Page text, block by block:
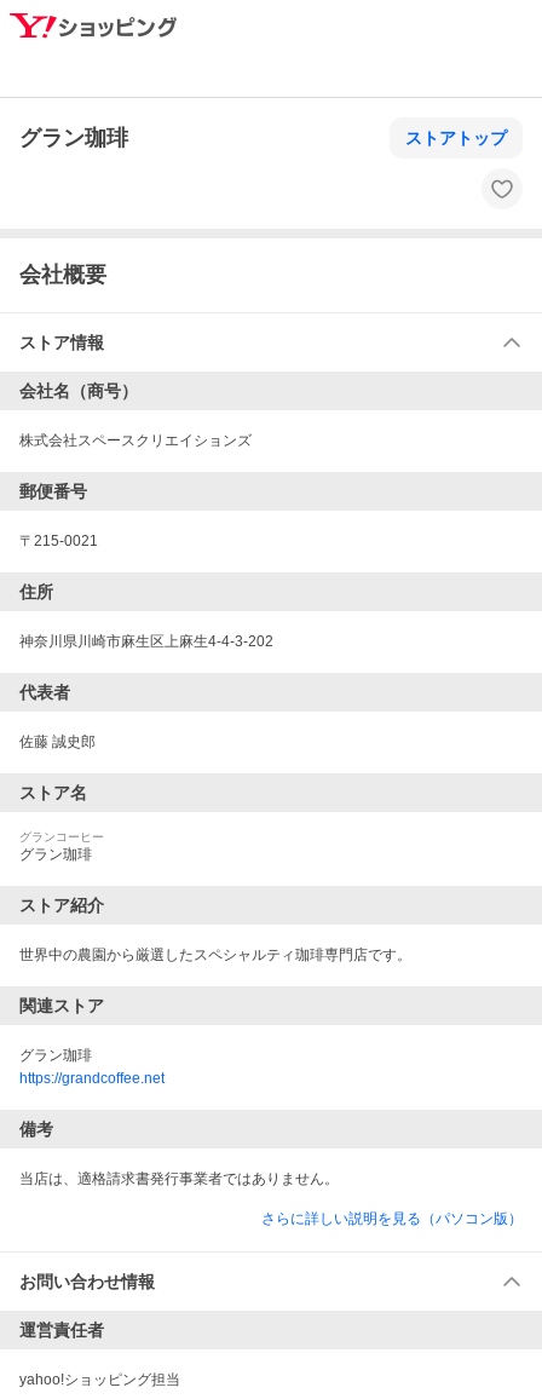
グラン珈琲 ストアトップ
会社概要
ストア情報
会社名（商号）
株式会社スペースクリエイションズ
郵便番号
〒 215-0021
住所
神奈川県川崎市麻生区上麻生4-4-3-202
代表者
佐藤 誠史郎
ストア名
グランコーヒー
グラン珈琲
ストア紹介
世界中の農園から厳選したスペシャルティ珈琲専門店です。
関連ストア
グラン珈琲
https://grandcoffee.net
備考
当店は、適格請求書発行事業者ではありません。
さらに詳しい説明を見る（パソコン版）
お問い合わせ情報
運営責任者
yahoo!ショッピング担当